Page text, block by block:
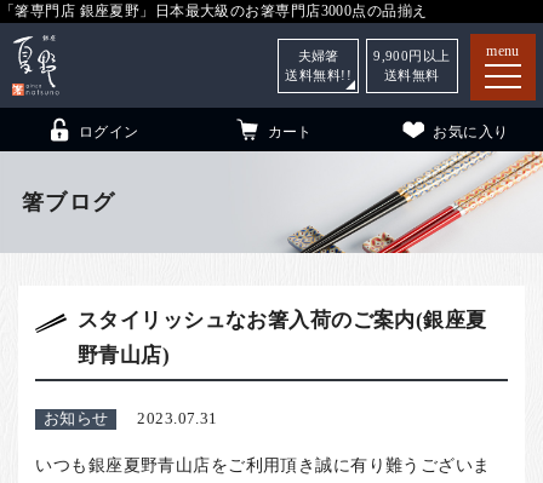
「箸専門店 銀座夏野」日本最大級のお箸専門店3000点の品揃え
menu
子供和食器 （贈答用・自宅用）
銀座夏野・箸長について
こども和食器 小夏について
ご利用ガイド
ログイン カート お気に入り
夫婦箸
送料無料!!
9,900 円以上
送料無料
箸ブログ
スタイリッシュなお箸入荷のご案内(銀座夏
野青山店)
お知らせ 2023.07.31
いつも銀座夏野青山店をご利用頂き誠に有り難うございま